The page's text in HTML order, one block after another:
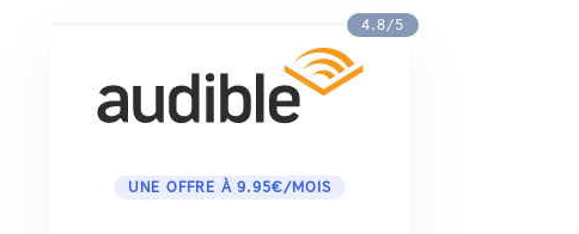
4.8/5
UNE OFFRE À 9.95€/MOIS